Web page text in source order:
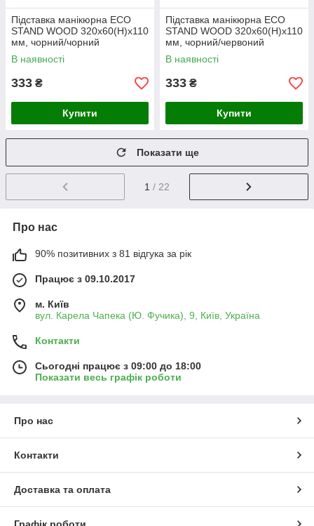
Підставка манікюрна ECO
STAND WOOD 320х60(Н)х110
мм, чорний/чорний
В наявності
333 ₴
Купити
Підставка манікюрна ECO
STAND WOOD 320х60(Н)х110
мм, чорний/червоний
В наявності
333 ₴
Купити
Показати ще
1 / 22
Про нас
90% позитивних з 81 відгука за рік
Працює з 09.10.2017
м. Київ
вул. Карела Чапека (Ю. Фучика), 9, Київ, Україна
Контакти
Сьогодні працює з 09:00 до 18:00
Показати весь графік роботи
Про нас
Контакти
Доставка та оплата